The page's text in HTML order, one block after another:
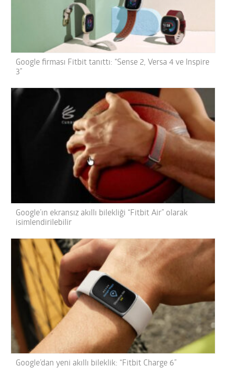
Google firması Fitbit tanıttı: “Sense 2, Versa 4 ve Inspire
3”
Google’ın ekransız akıllı bilekliği “Fitbit Air” olarak
isimlendirilebilir
Google’dan yeni akıllı bileklik: “Fitbit Charge 6”